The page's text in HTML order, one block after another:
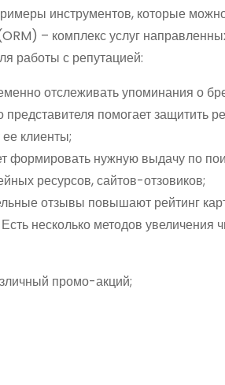
инструментов, которые
– комплекс услуг
работы с репутацией:
отслеживать упоминания о
помогает защитить
клиенты;
формировать нужную выдачу по
ресурсов, сайтов-отзовиков;
отзывы повышают рейтинг
несколько методов увеличения
промо-акций;